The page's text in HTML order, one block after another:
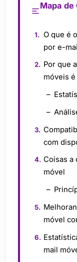
Mapa
O que é
por e-
Por que
móveis
com
Coisas a
móvel
móvel
mail